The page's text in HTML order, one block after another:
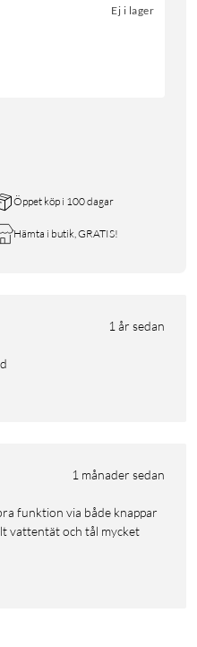
Ej i lager
Öppet köp i 100 dagar
Hämta i butik, GRATIS!
1 år sedan
1 månader sedan
vattentät och tål mycket